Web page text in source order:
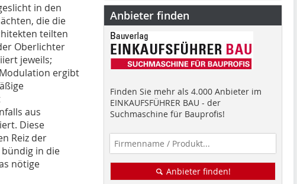
in den
die die
teilten
Oberlichter
jeweils;
ergibt
aus
Diese
Reiz der
in die
nötige
Anbieter finden
Finden Sie mehr als 4.000 Anbieter im
EINKAUFSFÜHRER BAU - der
Suchmaschine für Bauprofis!
Anbieter finden!